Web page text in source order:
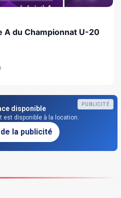
A du Championnat U-20
PUBLICITÉ
disponible
est disponible à la location.
la publicité